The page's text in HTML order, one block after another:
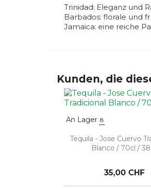
Trinidad: Eleganz und
Barbados: florale und
Jamaica: eine reiche
Kunden, die
An Lager 8
Tequila - Jose Cuervo
Blanco / 70cl /
35,00 CHF